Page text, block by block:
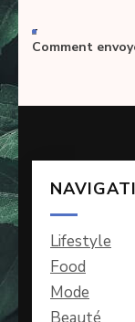
-
Comment
Lifestyle
Food
Mode
Beauté